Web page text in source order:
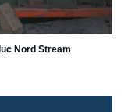
Nord Stream